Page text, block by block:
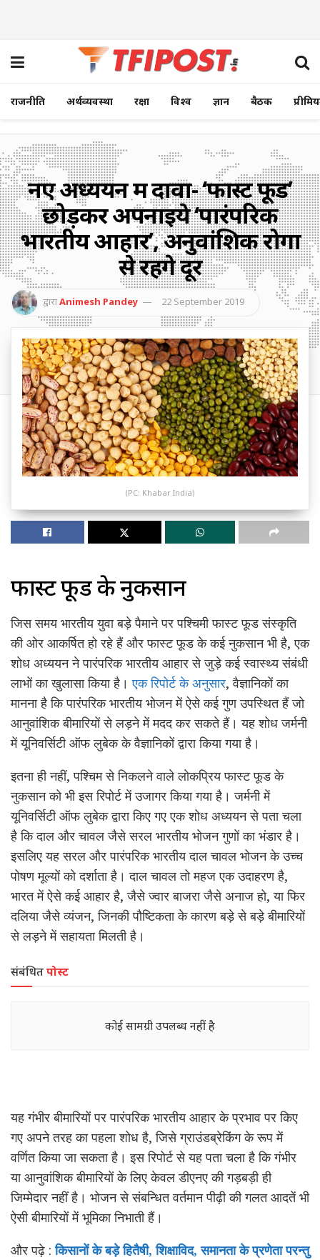
राजनीति अर्थव्यवस्था रक्षा विश्व ज्ञान बैठक
नए अध्ययन में दावा- ‘फास्ट फूड’
छोड़कर अपनाइये ‘पारंपरिक
भारतीय आहार’, अनुवांशिक रोगों
से रहेंगे दूर
द्वाराAnimesh Pandey 22 September 2019
(PC: Khabar India)
फास्ट फूड के नुकसान
जिस समय भारतीय युवा बड़े पैमाने पर पश्चिमी फास्ट फूड संस्कृति
की ओर आकर्षित हो रहे हैं और फास्ट फूड के कई नुकसान भी है, एक
शोध अध्ययन ने पारंपरिक भारतीय आहार से जुड़े कई स्वास्थ्य संबंधी
लाभों का खुलासा किया है।एक रिपोर्ट के अनुसार, वैज्ञानिकों का
मानना ​​है कि पारंपरिक भारतीय भोजन में ऐसे कई गुण उपस्थित हैं जो
आनुवांशिक बीमारियों से लड़ने में मदद कर सकते हैं। यह शोध जर्मनी
में यूनिवर्सिटी ऑफ लुबेक के वैज्ञानिकों द्वारा किया गया है।
इतना ही नहीं, पश्चिम से निकलने वाले लोकप्रिय फास्ट फूड के
नुकसान को भी इस रिपोर्ट में उजागर किया गया है। जर्मनी में
यूनिवर्सिटी ऑफ लुबेक द्वारा किए गए एक शोध अध्ययन से पता चला
है कि दाल और चावल जैसे सरल भारतीय भोजन गुणों का भंडार है।
इसलिए यह सरल और पारंपरिक भारतीय दाल चावल भोजन के उच्च
पोषण मूल्यों को दर्शाता है। दाल चावल तो महज एक उदाहरण है,
भारत में ऐसे कई आहार है, जैसे ज्वार बाजरा जैसे अनाज हो, या फिर
दलिया जैसे व्यंजन, जिनकी पौष्टिकता के कारण बड़े से बड़े बीमारियों
से लड़ने में सहायता मिलती है।
संबंधितपोस्ट
कोई सामग्री उपलब्ध नहीं है
यह गंभीर बीमारियों पर पारंपरिक भारतीय आहार के प्रभाव पर किए
गए अपने तरह का पहला शोध है, जिसे ग्राउंडब्रेकिंग के रूप में
वर्णित किया जा सकता है। इस रिपोर्ट से यह पता चला है कि गंभीर
या आनुवांशिक बीमारियों के लिए केवल डीएनए की गड़बड़ी ही
जिम्मेदार नहीं है। भोजन से संबन्धित वर्तमान पीढ़ी की गलत आदतें भी
ऐसी बीमारियों में भूमिका निभाती हैं।
और पढ़े :किसानों के बड़े हितैषी, शिक्षाविद, समानता के प्रणेता परन्तु